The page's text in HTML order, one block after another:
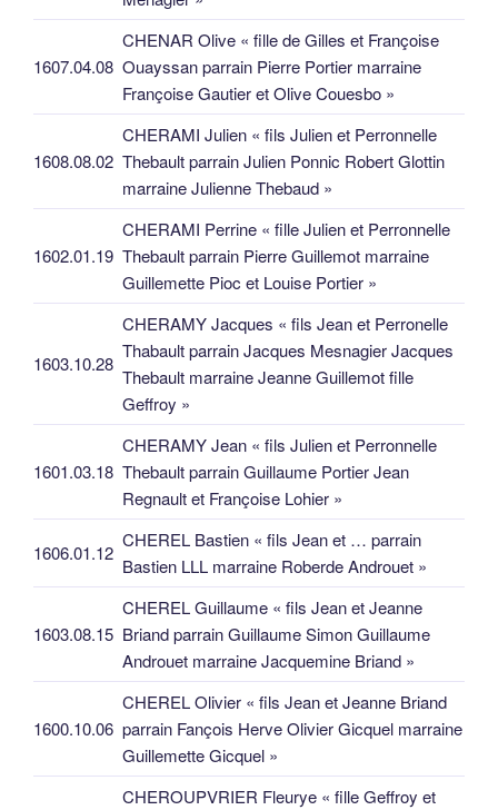
1607.04.08
CHENAR Olive « fille de Gilles et Françoise
Ouayssan parrain Pierre Portier marraine
Françoise Gautier et Olive Couesbo »
1608.08.02
CHERAMI Julien « fils Julien et Perronnelle
Thebault parrain Julien Ponnic Robert Glottin
marraine Julienne Thebaud »
1602.01.19
CHERAMI Perrine « fille Julien et Perronnelle
Thebault parrain Pierre Guillemot marraine
Guillemette Pioc et Louise Portier »
1603.10.28
CHERAMY Jacques « fils Jean et Perronelle
Thabault parrain Jacques Mesnagier Jacques
Thebault marraine Jeanne Guillemot fille
Geffroy »
1601.03.18
CHERAMY Jean « fils Julien et Perronnelle
Thebault parrain Guillaume Portier Jean
Regnault et Françoise Lohier »
1606.01.12
CHEREL Bastien « fils Jean et … parrain
Bastien LLL marraine Roberde Androuet »
1603.08.15
CHEREL Guillaume « fils Jean et Jeanne
Briand parrain Guillaume Simon Guillaume
Androuet marraine Jacquemine Briand »
1600.10.06
CHEREL Olivier « fils Jean et Jeanne Briand
parrain Fançois Herve Olivier Gicquel marraine
Guillemette Gicquel »
CHEROUPVRIER Fleurye « fille Geffroy et